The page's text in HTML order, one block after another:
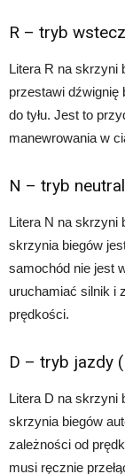
R – tryb
Litera R na skrzyni
przestawi dźwignię
do tyłu. Jest to
manewrowania w
N – tryb
Litera N na skrzyni
skrzynia biegów
samochód nie jest
uruchamiać silnik i
prędkości.
D – tryb jazdy
Litera D na skrzyni
skrzynia biegów
zależności od
musi ręcznie